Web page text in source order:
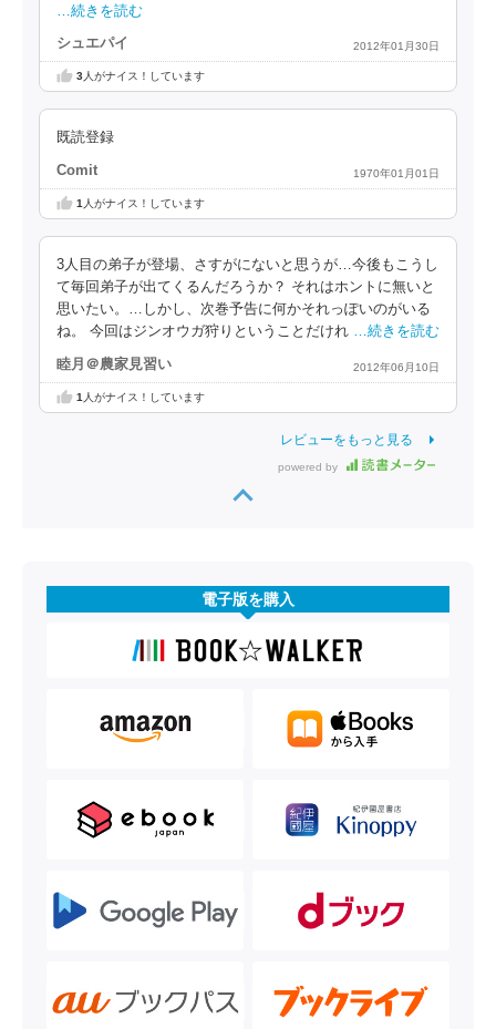
…続きを読む
シュエパイ 2012年01月30日
3人がナイス！しています
既読登録
Comit 1970年01月01日
1 人がナイス！しています
3人目の弟子が登場、さすがにないと思うが…今後もこうし
て毎回弟子が出てくるんだろうか？ それはホントに無いと
思いたい。…しかし、次巻予告に何かそれっぽいのがいる
ね。 今回はジンオウガ狩りということだけれ …続きを読む
睦月＠農家見習い 2012年06月10日
1 人がナイス！しています
レビューをもっと見る
powered by
電子版を購入